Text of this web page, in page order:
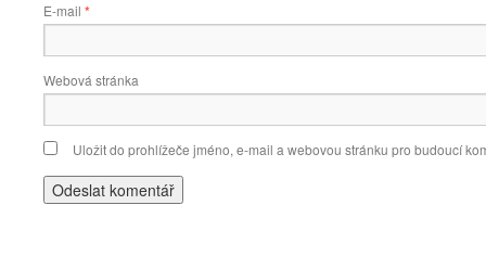
E-mail *
Webová stránka
Uložit do prohlížeče jméno, e-mail a webovou stránku pro budoucí